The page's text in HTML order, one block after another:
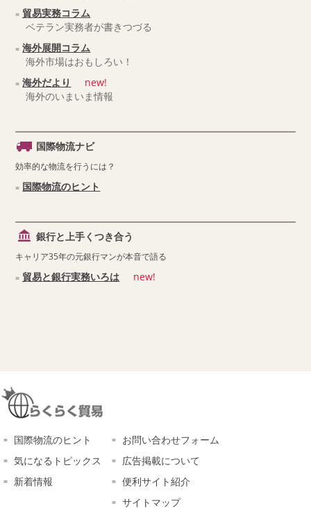
貿易実務コラム
ベテラン実務者が書きつづる
海外展開コラム
海外市場はおもしろい！
海外だより
new!
海外のいまいま情報
国際物流ナビ
効率的な物流を行うには？
国際物流のヒント
銀行と上手くつき合う
キャリア35年の元銀行マンが本音で語る
貿易と銀行実務いろは new!
国際物流のヒント
気になるトピックス
新着情報
お問い合わせフォーム
広告掲載について
便利サイト紹介
サイトマップ